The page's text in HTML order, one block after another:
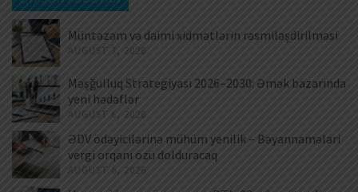
Müntəzəm və daimi xidmətlərin rəsmiləşdirilməsi
AUGUST 7, 2026
Məşğulluq Strategiyası 2026–2030: Əmək bazarında
yeni hədəflər
AUGUST 6, 2026
ƏDV ödəyicilərinə mühüm yenilik – Bəyannamələri
vergi orqanı özü dolduracaq
AUGUST 6, 2026